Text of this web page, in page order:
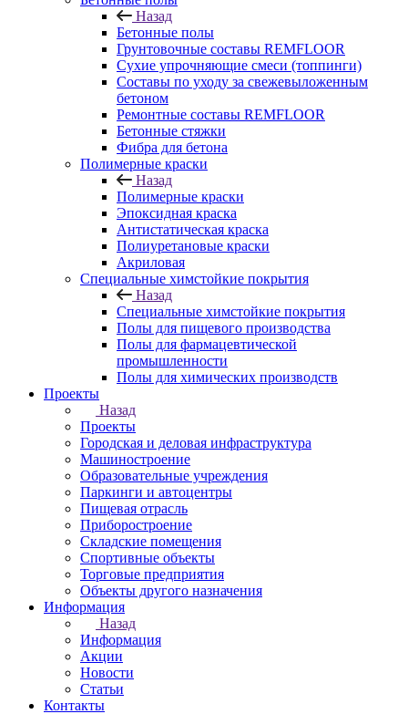
Назад
Бетонные полы
Грунтовочные составы REMFLOOR
Сухие упрочняющие смеси (топпинги)
Составы по уходу за свежевыложенным
бетоном
Ремонтные составы REMFLOOR
Бетонные стяжки
Фибра для бетона
Полимерные краски
Назад
Полимерные краски
Эпоксидная краска
Антистатическая краска
Полиуретановые краски
Акриловая
Специальные химстойкие покрытия
Назад
Специальные химстойкие покрытия
Полы для пищевого производства
Полы для фармацевтической
промышленности
Полы для химических производств
Проекты
Назад
Проекты
Городская и деловая инфраструктура
Машиностроение
Образовательные учреждения
Паркинги и автоцентры
Пищевая отрасль
Приборостроение
Складские помещения
Спортивные объекты
Торговые предприятия
Объекты другого назначения
Информация
Назад
Информация
Акции
Новости
Статьи
Контакты